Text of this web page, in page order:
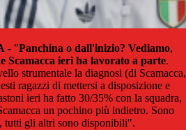
- "Panchina o dall'inizio? Vediamo,
Scamacca ieri ha lavorato a parte.
strumentale la diagnosi (di Scamacca,
ragazzi di mettersi a disposizione e
ieri ha fatto 30/35% con la squadra,
un pochino più indietro. Sono
tutti gli altri sono disponibili".